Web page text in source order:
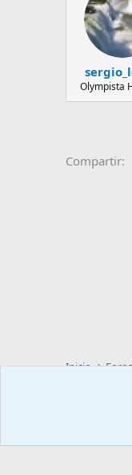
Olympista
Compartir:
Inicio